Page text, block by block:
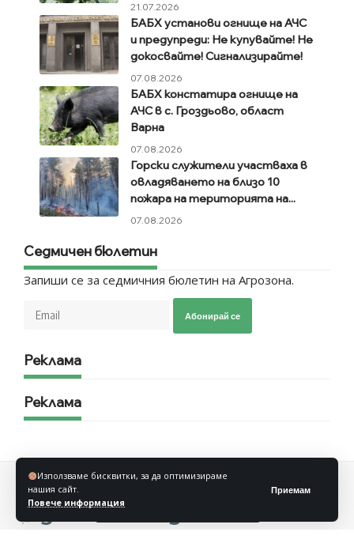
Използваме бисквитки, за да оптимизираме
нашия сайт.
Повече информация
Приемам
21.07.2026
БАБХ установи огнище на АЧС
и предупреди: Не купувайте! Не
докосвайте! Сигнализирайте!
07.08.2026
БАБХ констатира огнище на
АЧС в с. Гроздьово, област
Варна
07.08.2026
Горски служители участваха в
овладяването на близо 10
пожара на територията на...
07.08.2026
Седмичен бюлетин
Запиши се за седмичния бюлетин на Агрозона.
Абонирай се
Реклама
Реклама